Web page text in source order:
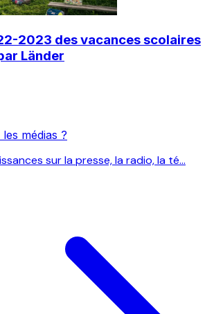
2023 des vacances scolaires
Länder
médias ?
sur la presse, la radio, la té...